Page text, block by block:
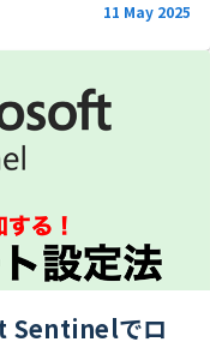
11 May 2025
Sentinelでロ